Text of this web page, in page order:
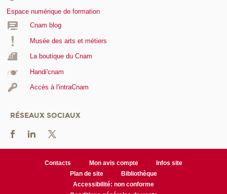
Espace numérique de formation
Cnam blog
Musée des arts et métiers
La boutique du Cnam
Handi'cnam
Accès à l'intraCnam
RÉSEAUX SOCIAUX
Contacts Mon avis compte
Infos site
Plan de site
Bibliothèque
Accessibilité: non conforme